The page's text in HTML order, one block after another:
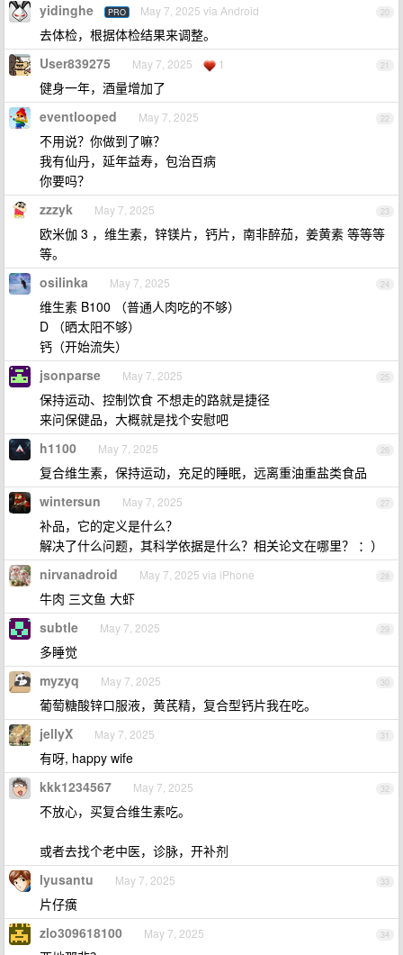
20
yidinghe PRO May 7, 2025 via Android
去体检，根据体检结果来调整。
21
User839275 May 7, 2025 1
健身一年，酒量增加了
22
eventlooped May 7, 2025
不用说？你做到了嘛？
我有仙丹，延年益寿，包治百病
你要吗？
23
zzzyk May 7, 2025
欧米伽 3 ，维生素，锌镁片，钙片，南非醉茄，姜黄素 等等等
等。
24
osilinka May 7, 2025
维生素 B100 （普通人肉吃的不够）
D （晒太阳不够）
钙（开始流失）
25
jsonparse May 7, 2025
保持运动、控制饮食 不想走的路就是捷径
来问保健品，大概就是找个安慰吧
26
h1100 May 7, 2025
复合维生素，保持运动，充足的睡眠，远离重油重盐类食品
27
wintersun May 7, 2025
补品，它的定义是什么？
解决了什么问题，其科学依据是什么？相关论文在哪里？ ：）
28
nirvanadroid May 7, 2025 via iPhone
牛肉 三文鱼 大虾
29
subtle May 7, 2025
多睡觉
30
myzyq May 7, 2025
葡萄糖酸锌口服液，黄芪精，复合型钙片我在吃。
31
jellyX May 7, 2025
有呀, happy wife
32
kkk1234567 May 7, 2025
不放心，买复合维生素吃。
或者去找个老中医，诊脉，开补剂
33
lyusantu May 7, 2025
片仔癀
34
zlo309618100 May 7, 2025